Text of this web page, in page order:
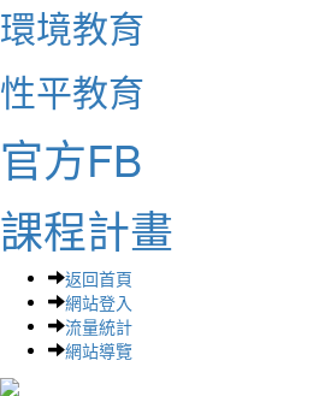
環境教育
性平教育
官方FB
課程計畫
返回首頁
網站登入
流量統計
網站導覽